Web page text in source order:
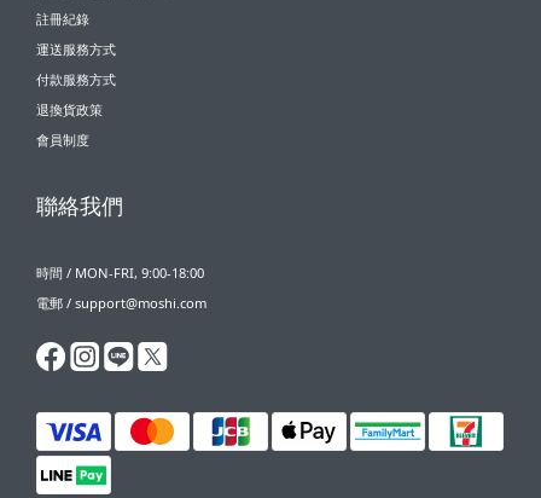
註冊紀錄
運送服務方式
付款服務方式
退換貨政策
會員制度
聯絡我們
時間 / MON-FRI, 9:00-18:00
電郵 / support@moshi.com